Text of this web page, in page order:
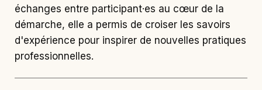
échanges entre participant·es au cœur de la
démarche, elle a permis de croiser les savoirs
d'expérience pour inspirer de nouvelles pratiques
professionnelles.